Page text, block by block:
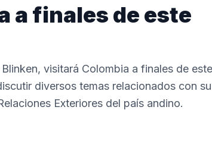
a finales de este
visitará Colombia a finales de este
diversos temas relacionados con su
Exteriores del país andino.